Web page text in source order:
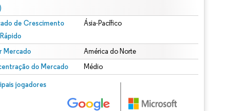
de Crescimento
Ásia-Pacífico
Mercado América do Norte
do Mercado Médio
jogadores
© Mordor Intelligence. O reuso requer atribuição conforme CC BY 4.0.
conforme CC BY 4.0.